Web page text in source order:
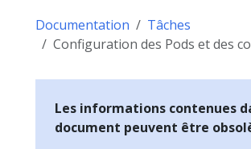
Documentation
Tâches
Configuration des Pods et des
Les informations contenues
document peuvent être